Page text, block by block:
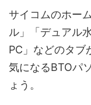
サイコムのホー
ル」「デュアル
PC」などのタブ
気になるBTOパ
ょう。